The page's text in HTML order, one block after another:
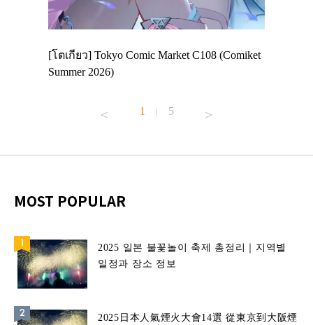
[โตเกียว] Tokyo Comic Market C108 (Comiket
Summer 2026)
1 | 5
MOST POPULAR
2025 일본 불꽃놀이 축제 총정리｜지역별
일정과 장소 정보
2025日本人氣煙火大會14選 從東京到大阪煙